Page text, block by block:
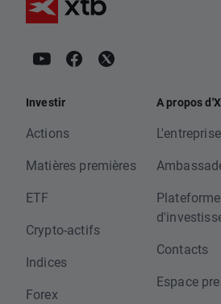
Investir
Actions
Matières premières
ETF
Crypto-actifs
Indices
Forex
A propos
L'entreprise
Plateforme
Contacts
Espace